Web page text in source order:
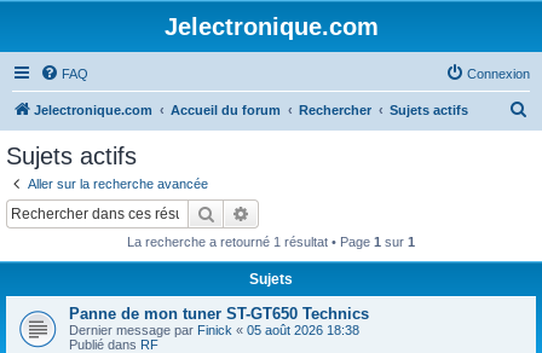
Jelectronique.com
FAQ Connexion
Jelectronique.com Accueil du forum Rechercher Sujets actifs
Sujets actifs
Aller sur la recherche avancée
Rechercher
La recherche a retourné 1 résultat • Page 1 sur 1
Sujets
Panne de mon tuner ST-GT650 Technics
Dernier message par Finick « 05 août 2026 18:38
Publié dans RF